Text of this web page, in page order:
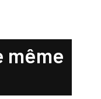
même